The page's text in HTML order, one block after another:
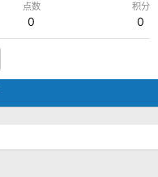
点数
0
积分
0